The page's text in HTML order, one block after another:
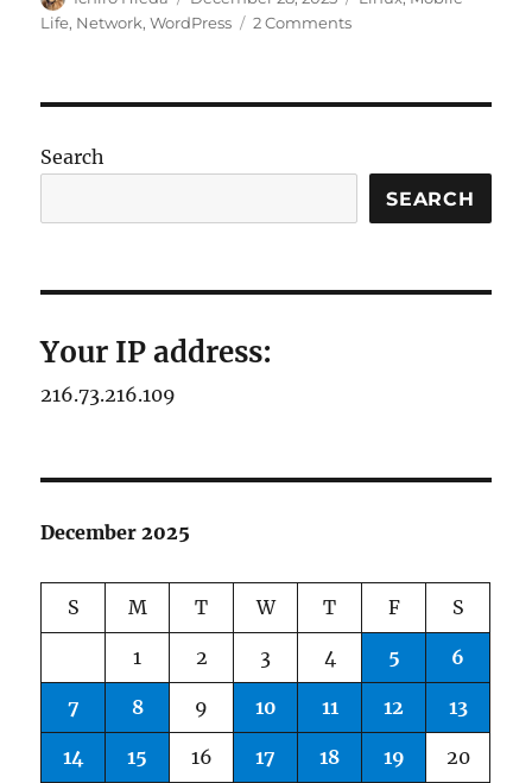
on
Life, Network,WordPress 2 Commentson
い
か
Search
SEARCH
Your IP address:
216.73.216.109
December 2025
S M T W T F S
1 2 3 4 5 6
7 8 9 10 11 12 13
14 15 16 17 18 19 20